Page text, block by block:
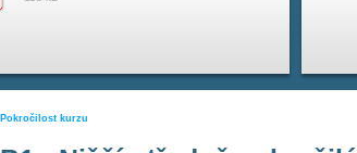
Pokročilost kurzu